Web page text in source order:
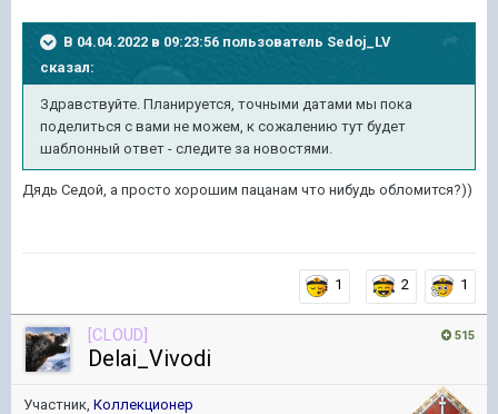
В 04.04.2022 в 09:23:56 пользователь Sedoj_LV
сказал:
Здравствуйте. Планируется, точными датами мы пока
поделиться с вами не можем, к сожалению тут будет
шаблонный ответ - следите за новостями.
Дядь Седой, а просто хорошим пацанам что нибудь обломится?))
1 2 1
515
[CLOUD]
Delai_Vivodi
Участник, Коллекционер